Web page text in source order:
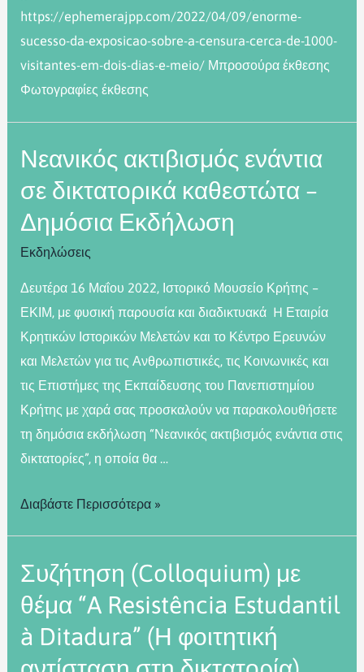
https://ephemerajpp.com/2022/04/09/enorme-
sucesso-da-exposicao-sobre-a-censura-cerca-de-1000-
visitantes-em-dois-dias-e-meio/ Μπροσούρα έκθεσης
Φωτογραφίες έκθεσης
Νεανικός ακτιβισμός ενάντια
σε δικτατορικά καθεστώτα –
Δημόσια Εκδήλωση
Εκδηλώσεις
Δευτέρα 16 Μαΐου 2022, Ιστορικό Μουσείο Κρήτης –
ΕΚΙΜ, με φυσική παρουσία και διαδικτυακά H Εταιρία
Κρητικών Ιστορικών Μελετών και το Κέντρο Ερευνών
και Μελετών για τις Ανθρωπιστικές, τις Κοινωνικές και
τις Επιστήμες της Εκπαίδευσης του Πανεπιστημίου
Κρήτης με χαρά σας προσκαλούν να παρακολουθήσετε
τη δημόσια εκδήλωση “Νεανικός ακτιβισμός ενάντια στις
δικτατορίες”, η οποία θα …
Διαβάστε Περισσότερα »
Συζήτηση (Colloquium) με
θέμα “A Resistência Estudantil
à Ditadura” (Η φοιτητική